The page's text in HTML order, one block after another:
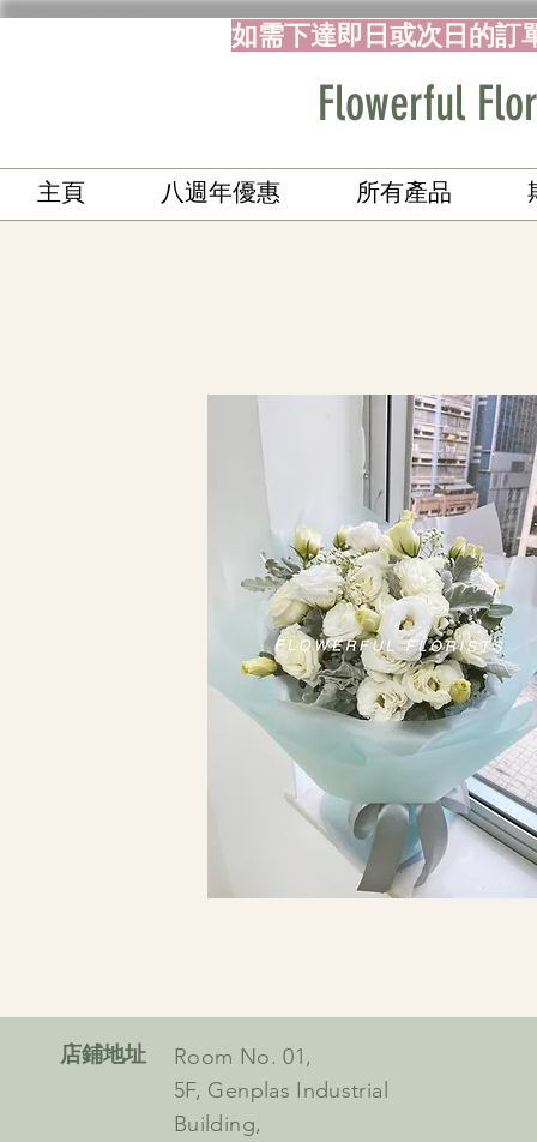
如需下達即日或次日的訂
Flowerful
主頁 八週年優惠 所有產品
​店鋪地址
Room No. 01,
5F, Genplas Industrial
Building,